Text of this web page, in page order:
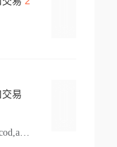
易
vehicle,pl 2,arts,home decor,cod,amusement ride,sea